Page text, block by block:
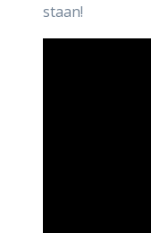
staan!